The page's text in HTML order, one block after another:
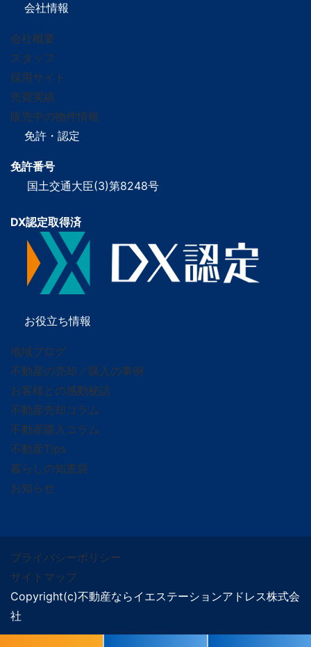
会社情報
会社概要
スタッフ
採用サイト
売買実績
販売中の物件情報
免許・認定
免許番号
国土交通大臣(3)第8248号
DX認定取得済
お役立ち情報
地域ブログ
不動産の売却／購入の事例
お客様との感動秘話
不動産売却コラム
不動産購入コラム
不動産Tips
暮らしの知恵袋
お知らせ
プライバシーポリシー
サイトマップ
Copyright(c)不動産ならイエステーションアドレス株式会
社